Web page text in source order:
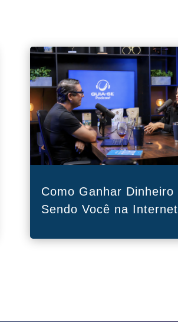
Como Ganhar Dinheiro
Sendo Você na Internet